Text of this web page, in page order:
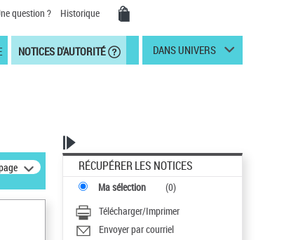
question ? Historique
NOTICES D'AUTORITÉ DANS UNIVERS
RÉCUPÉRER LES NOTICES
Ma sélection (0)
Télécharger/Imprimer
Envoyer par courriel